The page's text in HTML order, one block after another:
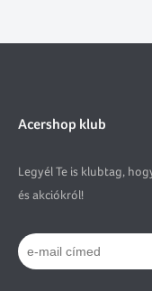
Acershop klub
Legyél Te is klubtag,
és akciókról!